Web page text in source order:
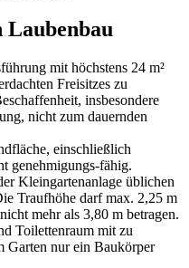
Laubenbau
mit höchstens 24 m²
Freisitzes zu
insbesondere
nicht zum dauernden
einschließlich
genehmigungs-fähig.
Kleingartenanlage üblichen
Traufhöhe darf max. 2,25 m
mehr als 3,80 m betragen.
Toilettenraum mit zu
Garten nur ein Baukörper